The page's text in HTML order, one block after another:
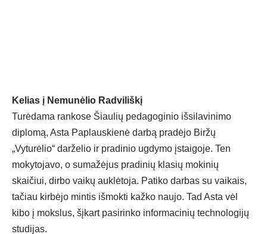
Kelias į Nemunėlio Radviliškį
Turėdama rankose Šiaulių pedagoginio išsilavinimo
diplomą, Asta Paplauskienė darbą pradėjo Biržų
„Vyturėlio“ darželio ir pradinio ugdymo įstaigoje. Ten
mokytojavo, o sumažėjus pradinių klasių mokinių
skaičiui, dirbo vaikų auklėtoja. Patiko darbas su vaikais,
tačiau kirbėjo mintis išmokti kažko naujo. Tad Asta vėl
kibo į mokslus, šįkart pasirinko informacinių technologijų
studijas.